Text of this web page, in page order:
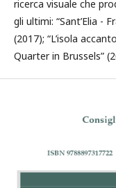
ricerca visuale che
gli ultimi: “Sant’Elia -
(2017); “L’isola
Quarter in Brussels”